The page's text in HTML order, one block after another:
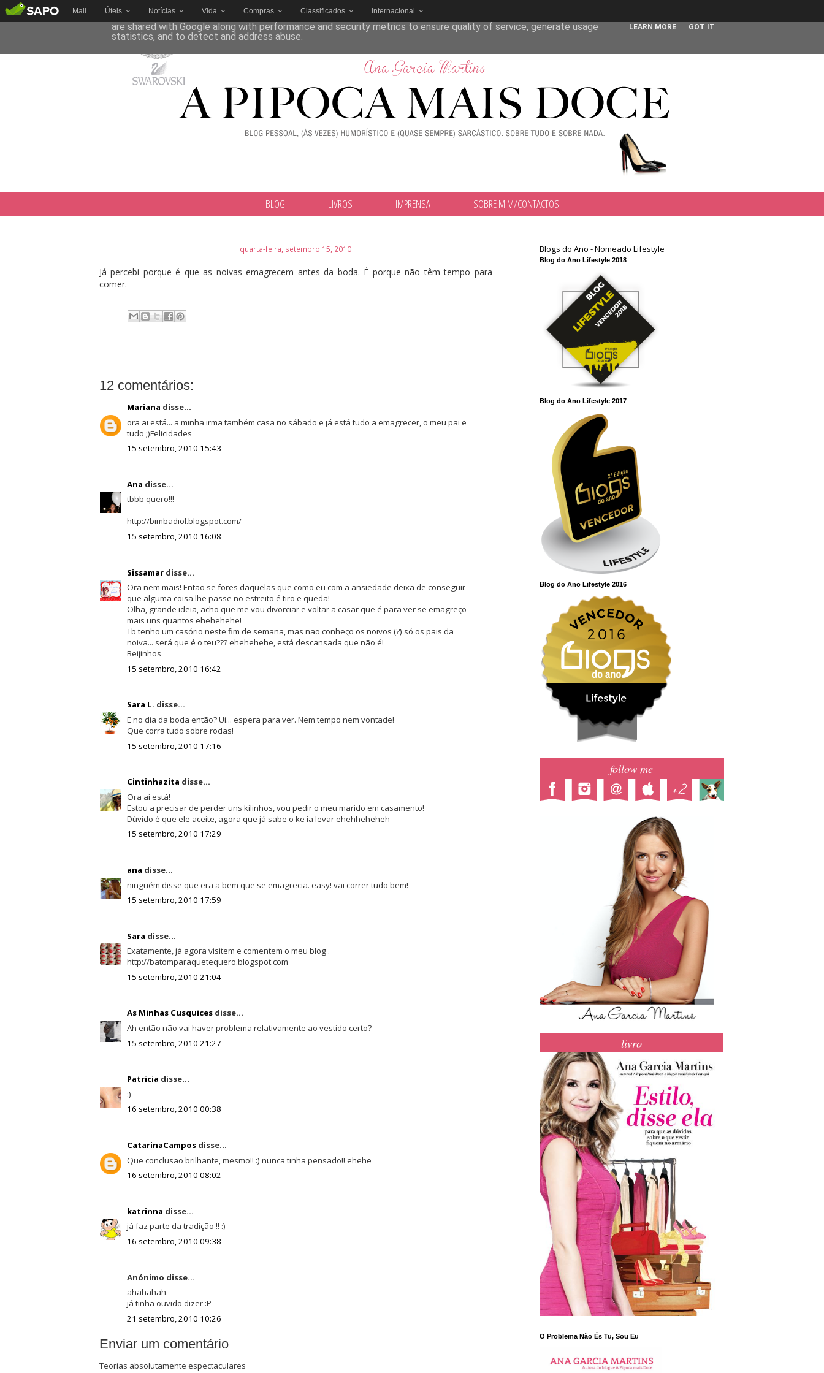
Mail Úteis Notícias Vida Compras Classificados Internacional
BLOG LIVROS IMPRENSA SOBRE MIM/CONTACTOS
quarta-feira, setembro 15, 2010
Já percebi porque é que as noivas emagrecem antes da boda. É porque não têm tempo para
comer.
12 comentários:
Mariana disse...
ora ai está... a minha irmã também casa no sábado e já está tudo a emagrecer, o meu pai e
tudo ;)Felicidades
15 setembro, 2010 15:43
Ana disse...
tbbb quero!!!
http://bimbadiol.blogspot.com/
15 setembro, 2010 16:08
Sissamardisse...
Ora nem mais! Então se fores daquelas que como eu com a ansiedade deixa de conseguir
que alguma coisa lhe passe no estreito é tiro e queda!
Olha, grande ideia, acho que me vou divorciar e voltar a casar que é para ver se emagreço
mais uns quantos ehehehehe!
Tb tenho um casório neste fim de semana, mas não conheço os noivos (?) só os pais da
noiva... será que é o teu??? ehehehehe, está descansada que não é!
Beijinhos
15 setembro, 2010 16:42
Sara L. disse...
E no dia da boda então? Ui... espera para ver. Nem tempo nem vontade!
Que corra tudo sobre rodas!
15 setembro, 2010 17:16
Cintinhazita disse...
Ora aí está!
Estou a precisar de perder uns kilinhos, vou pedir o meu marido em casamento!
Dúvido é que ele aceite, agora que já sabe o ke ía levar ehehheheheh
15 setembro, 2010 17:29
ana disse...
ninguém disse que era a bem que se emagrecia. easy! vai correr tudo bem!
15 setembro, 2010 17:59
Sara disse...
Exatamente, já agora visitem e comentem o meu blog .
http://batomparaquetequero.blogspot.com
15 setembro, 2010 21:04
As Minhas Cusquicesdisse...
Ah então não vai haver problema relativamente ao vestido certo?
15 setembro, 2010 21:27
Patricia disse...
:)
16 setembro, 2010 00:38
CatarinaCamposdisse...
Que conclusao brilhante, mesmo!! :) nunca tinha pensado!! ehehe
16 setembro, 2010 08:02
katrinna disse...
já faz parte da tradição !! :)
16 setembro, 2010 09:38
Anónimo disse...
ahahahah
já tinha ouvido dizer :P
21 setembro, 2010 10:26
Enviar um comentário
Teorias absolutamente espectaculares
Blogs do Ano - Nomeado Lifestyle
Blog do Ano Lifestyle 2018
Blog do Ano Lifestyle 2017
Blog do Ano Lifestyle 2016
follow me
livro
O Problema Não És Tu, Sou Eu
This site uses cookies from Google to deliver its services and to analyze traffic. Your IP address and user-agent
are shared with Google along with performance and security metrics to ensure quality of service, generate usage
statistics, and to detect and address abuse.
LEARN MORE GOT IT